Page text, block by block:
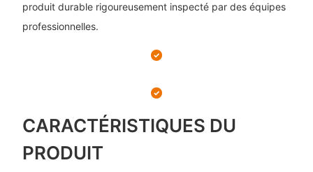
produit durable rigoureusement inspecté par des équipes
professionnelles.
CARACTÉRISTIQUES DU
PRODUIT